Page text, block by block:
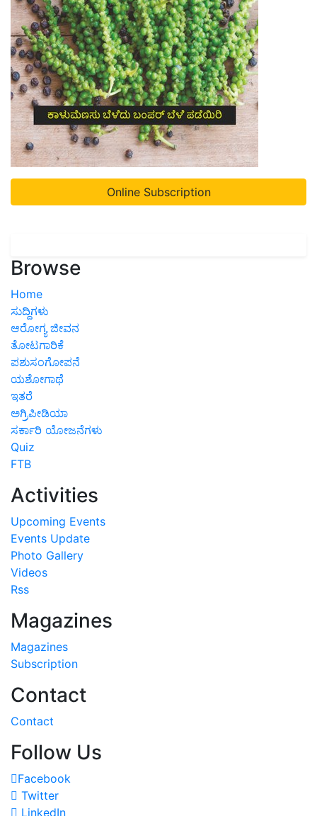
Online Subscription
Browse
Home
ಸುದ್ದಿಗಳು
ಆರೋಗ್ಯ ಜೀವನ
ತೋಟಗಾರಿಕೆ
ಪಶುಸಂಗೋಪನೆ
ಯಶೋಗಾಥೆ
ಇತರೆ
ಅಗ್ರಿಪೀಡಿಯಾ
ಸರ್ಕಾರಿ ಯೋಜನೆಗಳು
Quiz
FTB
Activities
Upcoming Events
Events Update
Photo Gallery
Videos
Rss
Magazines
Magazines
Subscription
Contact
Contact
Follow Us
Facebook
Twitter
LinkedIn